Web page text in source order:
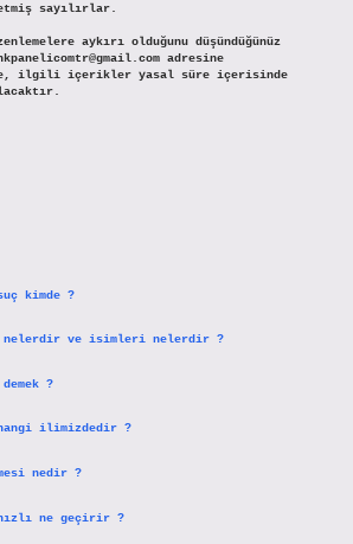
sayılırlar.
aykırı olduğunu düşündüğünüz
adresine
ilgili içerikler yasal süre içerisinde
kimde ?
ve isimleri nelerdir ?
?
ilimizdedir ?
nedir ?
hızlı ne geçirir ?